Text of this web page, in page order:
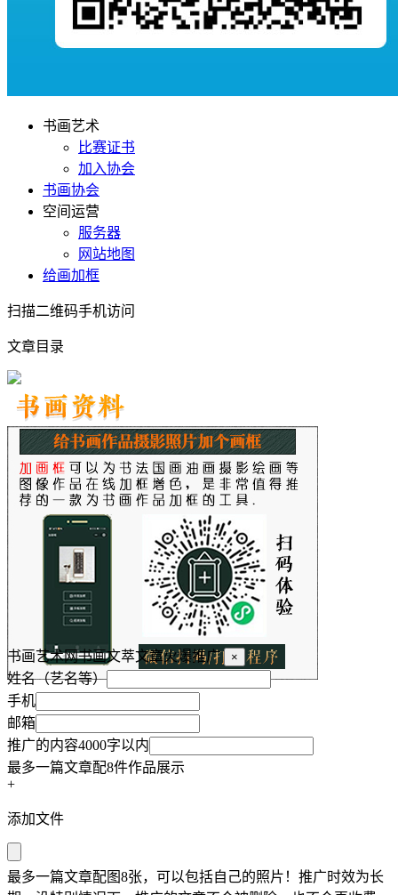
书画艺术
比赛证书
加入协会
书画协会
空间运营
服务器
网站地图
给画加框
扫描二维码手机访问
文章目录
书画艺术网书画文萃文章火爆推广 ×
姓名（艺名等）
手机
邮箱
推广的内容4000字以内
最多一篇文章配8件作品展示
+
添加文件
最多一篇文章配图8张，可以包括自己的照片！推广时效为长